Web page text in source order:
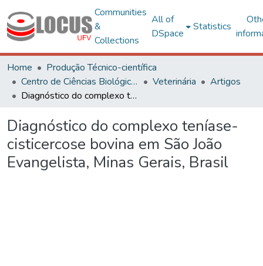
Communities
&
Collections
All of
DSpace
Statistics
Home
Produção Técnico-científica
Centro de Ciências Biológicas e da Saúde
Veterinária
Artigos
Diagnóstico do complexo teníase-cisticercose bovina em São João Evangelista, Minas Gerais, Brasil
Diagnóstico do complexo teníase-
cisticercose bovina em São João
Evangelista, Minas Gerais, Brasil